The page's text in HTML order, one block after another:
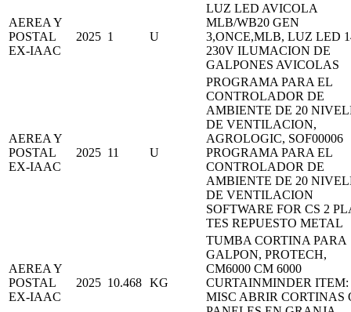
AEREA Y
POSTAL
EX-IAAC
2025 1 U
LUZ LED AVICOLA
MLB/WB20 GEN
3,ONCE,MLB, LUZ LED
230V ILUMACION DE
GALPONES AVICOLAS
AEREA Y
POSTAL
EX-IAAC
2025 11 U
PROGRAMA PARA EL
CONTROLADOR DE
AMBIENTE DE 20
DE VENTILACION,
AGROLOGIC, SOF00006
PROGRAMA PARA EL
CONTROLADOR DE
AMBIENTE DE 20
DE VENTILACION
SOFTWARE FOR CS 2
TES REPUESTO METAL
AEREA Y
POSTAL
EX-IAAC
2025 10.468 KG
TUMBA CORTINA PARA
GALPON, PROTECH,
CM6000 CM 6000
CURTAINMINDER ITEM:
MISC ABRIR CORTINAS